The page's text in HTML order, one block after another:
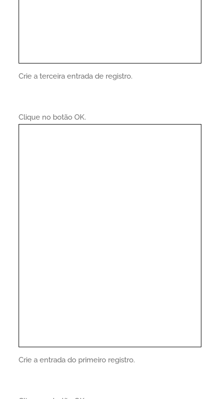
Crie a terceira entrada de registro.
Clique no botão OK.
Crie a entrada do primeiro registro.